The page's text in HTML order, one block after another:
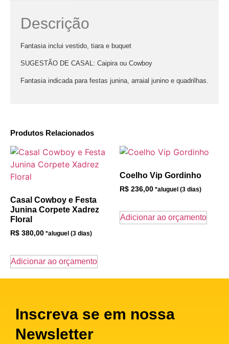
Produtos Relacionados
Casal Cowboy e Festa
Junina Corpete Xadrez
Floral
R$ 380,00
Adicionar ao orçamento
Coelho Vip Gordinho
R$ 236,00
Adicionar ao orçamento
Descrição
Fantasia inclui vestido, tiara e buquet
SUGESTÃO DE CASAL: Caipira ou Cowboy
Fantasia indicada para festas junina, arraial junino e quadrilhas.
Inscreva se em nossa
Newsletter